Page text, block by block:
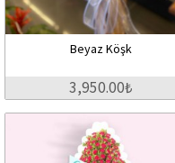
Beyaz Köşk
3,950.00₺